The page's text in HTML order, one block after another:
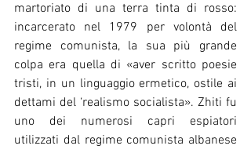
martoriato di una terra tinta di rosso:
incarcerato nel 1979 per volontà del
regime comunista, la sua più grande
colpa era quella di «aver scritto poesie
tristi, in un linguaggio ermetico, ostile ai
dettami del ‘realismo socialista». Zhiti fu
uno dei numerosi capri espiatori
utilizzati dal regime comunista albanese